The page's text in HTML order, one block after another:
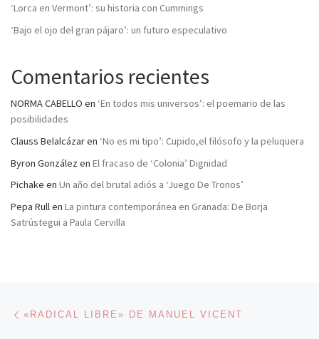
‘Lorca en Vermont’: su historia con Cummings
‘Bajo el ojo del gran pájaro’: un futuro especulativo
Comentarios recientes
NORMA CABELLO en ‘En todos mis universos’: el poemario de las
posibilidades
Clauss Belalcázaren ‘No es mi tipo’: Cupido,el filósofo y la peluquera
Byron González en El fracaso de ‘Colonia’ Dignidad
Pichake en Un año del brutal adiós a ‘Juego De Tronos’
Pepa Rullen La pintura contemporánea en Granada: De Borja
Satrústegui a Paula Cervilla
Navegación de entradas
«RADICAL LIBRE» DE MANUEL VICENT